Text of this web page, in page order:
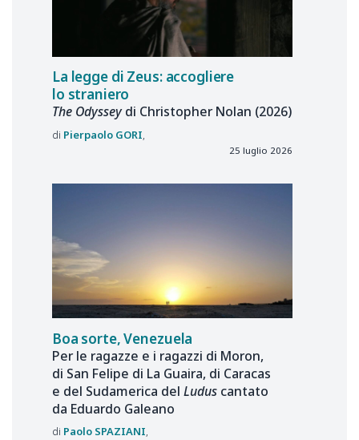
La legge di Zeus: accogliere
lo straniero
The Odysseydi Christopher Nolan (2026)
Pierpaolo GORI
25 luglio 2026
Boa sorte, Venezuela
Per le ragazze e i ragazzi di Moron,
di San Felipe di La Guaira, di Caracas
e del Sudamerica del Ludus cantato
da Eduardo Galeano
Paolo SPAZIANI